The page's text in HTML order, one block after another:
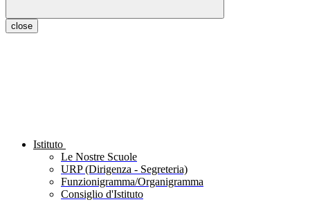
close
Istituto
Le Nostre Scuole
URP (Dirigenza - Segreteria)
Funzionigramma/Organigramma
Consiglio d'Istituto